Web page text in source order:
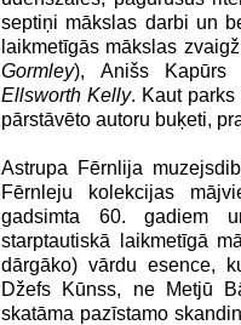
septiņi mākslas darbi un
laikmetīgās mākslas
Gormley), Anišs Kapūrs
Ellsworth Kelly. Kaut
pārstāvēto autoru buķeti,
Astrupa Fērnlija
Fērnleju kolekcijas
gadsimta 60. gadiem
starptautiskā laikmetīgā
dārgāko) vārdu esence,
Džefs Kūnss, ne Metjū
skatāma pazīstamo